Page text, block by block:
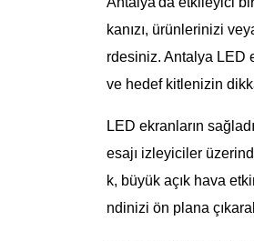
kanızı, ürünlerinizi
rdesiniz. Antalya LED
ve hedef kitlenizin
LED ekranların
esajı izleyiciler
k, büyük açık hava
ndinizi ön plana